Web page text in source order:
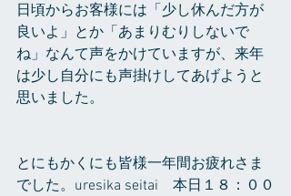
日頃からお客様には「少し休んだ方が
良いよ」とか「あまりむりしないで
ね」なんて声をかけていますが、来年
は少し自分にも声掛けしてあげようと
思いました。
とにもかくにも皆様一年間お疲れさま
でした。uresika seitai　本日１８：００